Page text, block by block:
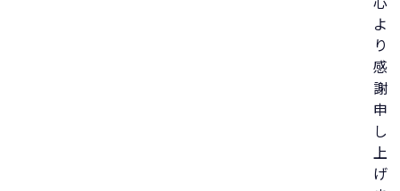
よ
り
感
謝
申
し
上
げ